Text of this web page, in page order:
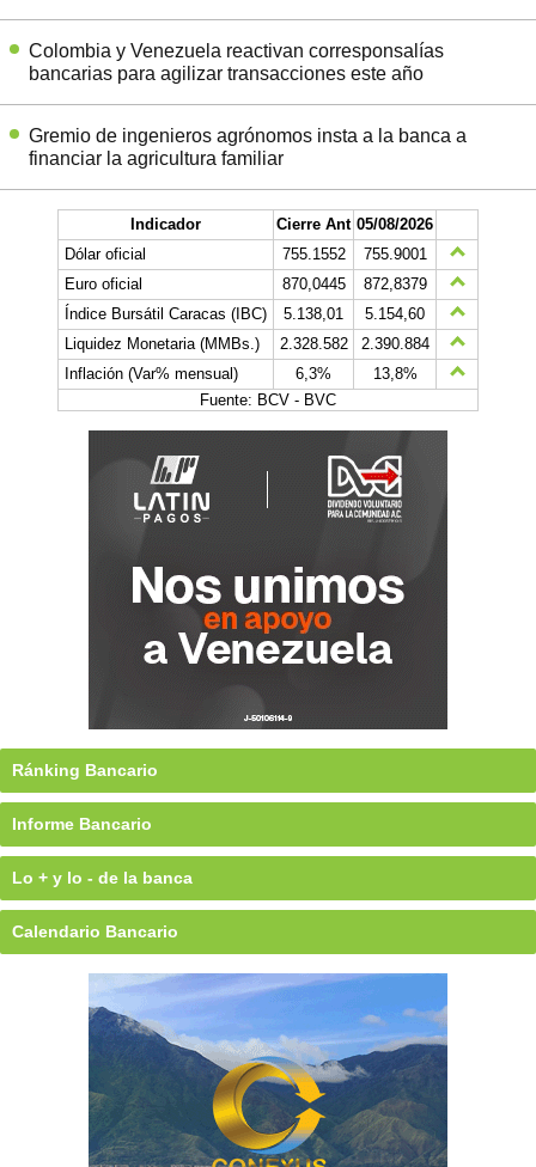
Colombia y Venezuela reactivan corresponsalías
bancarias para agilizar transacciones este año
Gremio de ingenieros agrónomos insta a la banca a
financiar la agricultura familiar
Indicador Cierre Ant 05/08/2026
Dólar oficial
755.1552
755.9001
Euro oficial
870,0445
872,8379
Índice Bursátil Caracas (IBC)
5.138,01
5.154,60
Liquidez Monetaria (MMBs.)
2.328.582
2.390.884
Inflación (Var% mensual)
6,3%
13,8%
Fuente: BCV - BVC
Ránking Bancario
Informe Bancario
Lo + y lo - de la banca
Calendario Bancario